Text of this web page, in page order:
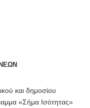
και δημοσίου
«Σήμα Ισότητας»